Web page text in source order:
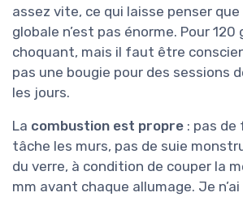
assez vite, ce qui laisse penser
globale n’est pas énorme. Pour 120
choquant, mais il faut être
pas une bougie pour des sessions
les jours.
La combustion est propre : pas de
tâche les murs, pas de suie
du verre, à condition de couper la
mm avant chaque allumage. Je